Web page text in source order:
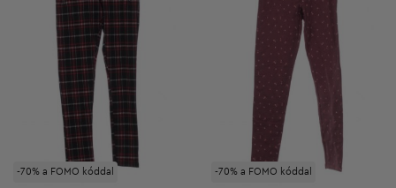
-70% a FOMO kóddal -70% a FOMO kóddal